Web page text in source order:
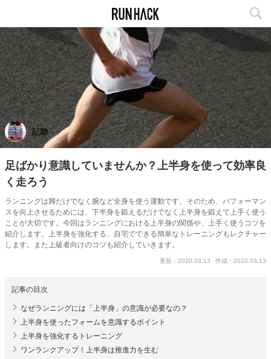
記助
足ばかり意識していませんか？上半身を使って効率良
く走ろう
ランニングは脚だけでなく腕など全身を使う運動です。そのため、パフォーマン
スを向上させるためには、下半身を鍛えるだけでなく上半身を鍛えて上手く使う
ことが大切です。今回はランニングにおける上半身の関係や、上手く使うコツを
紹介します。上半身を強化する、自宅でできる簡単なトレーニングもレクチャー
します。また上級者向けのコツも紹介していきます。
更新：2020.03.13 作成：2020.03.13
記事の目次
なぜランニングには「上半身」の意識が必要なの？
上半身を使ったフォームを意識するポイント
上半身を強化するトレーニング
ワンランクアップ！上半身は推進力を生む